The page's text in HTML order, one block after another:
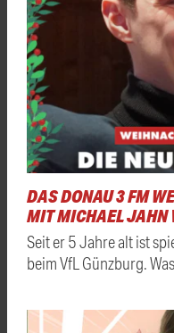
DAS DONAU 3 FM
MIT MICHAEL JAHN
Seit er 5 Jahre alt ist
beim VfL Günzburg.